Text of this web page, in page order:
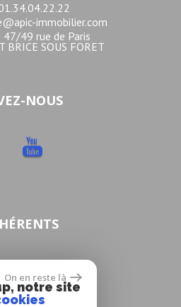
immobilier.com
47/49 rue de Paris
BRICE SOUS FORET
NOUS
On en reste là
notre site